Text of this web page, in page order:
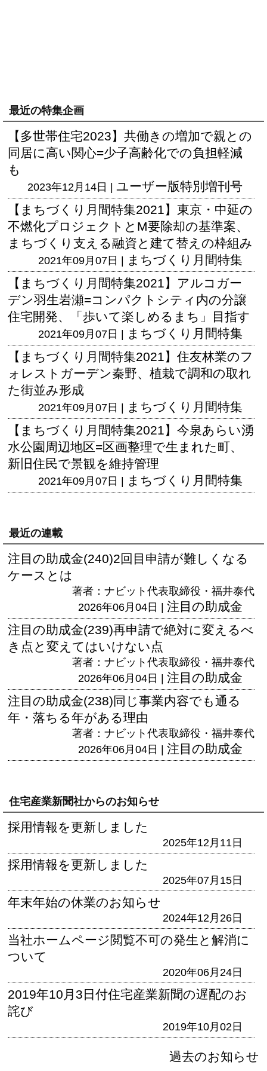
最近の特集企画
【多世帯住宅2023】共働きの増加で親との
同居に高い関心=少子高齢化での負担軽減
も
2023年12月14日 | ユーザー版特別増刊号
【まちづくり月間特集2021】東京・中延の
不燃化プロジェクトとM要除却の基準案、
まちづくり支える融資と建て替えの枠組み
2021年09月07日 | まちづくり月間特集
【まちづくり月間特集2021】アルコガー
デン羽生岩瀬=コンパクトシティ内の分譲
住宅開発、「歩いて楽しめるまち」目指す
2021年09月07日 | まちづくり月間特集
【まちづくり月間特集2021】住友林業のフ
ォレストガーデン秦野、植栽で調和の取れ
た街並み形成
2021年09月07日 | まちづくり月間特集
【まちづくり月間特集2021】今泉あらい湧
水公園周辺地区=区画整理で生まれた町、
新旧住民で景観を維持管理
2021年09月07日 | まちづくり月間特集
最近の連載
注目の助成金(240)2回目申請が難しくなる
ケースとは
著者：ナビット代表取締役・福井泰代
2026年06月04日 | 注目の助成金
注目の助成金(239)再申請で絶対に変えるべ
き点と変えてはいけない点
著者：ナビット代表取締役・福井泰代
2026年06月04日 | 注目の助成金
注目の助成金(238)同じ事業内容でも通る
年・落ちる年がある理由
著者：ナビット代表取締役・福井泰代
2026年06月04日 | 注目の助成金
住宅産業新聞社からのお知らせ
採用情報を更新しました
2025年12月11日
採用情報を更新しました
2025年07月15日
年末年始の休業のお知らせ
2024年12月26日
当社ホームページ閲覧不可の発生と解消に
ついて
2020年06月24日
2019年10月3日付住宅産業新聞の遅配のお
詫び
2019年10月02日
過去のお知らせ